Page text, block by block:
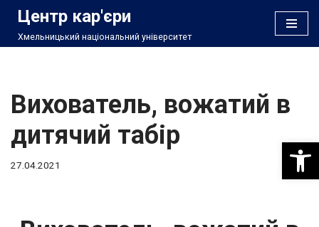
Перейти
Центр кар'єри
Хмельницький національний університет
Вихователь, вожатий в
дитячий табір
27.04.2021